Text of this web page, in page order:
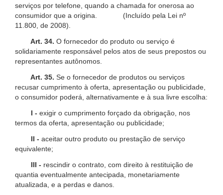
serviços por telefone, quando a chamada for onerosa ao
consumidor que a origina. (Incluído pela Lei nº
11.800, de 2008).
Art. 34. O fornecedor do produto ou serviço é
solidariamente responsável pelos atos de seus prepostos ou
representantes autônomos.
Art. 35. Se o fornecedor de produtos ou serviços
recusar cumprimento à oferta, apresentação ou publicidade,
o consumidor poderá, alternativamente e à sua livre escolha:
I - exigir o cumprimento forçado da obrigação, nos
termos da oferta, apresentação ou publicidade;
II - aceitar outro produto ou prestação de serviço
equivalente;
III - rescindir o contrato, com direito à restituição de
quantia eventualmente antecipada, monetariamente
atualizada, e a perdas e danos.